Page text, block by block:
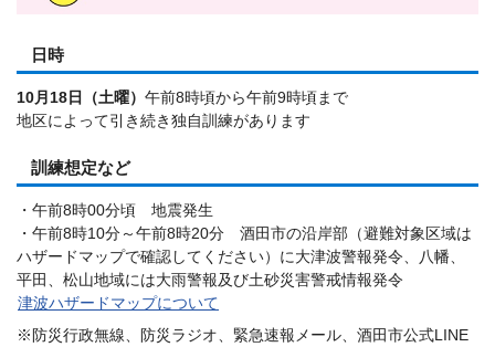
日時
10月18日（土曜） 午前8時頃から午前9時頃まで
地区によって引き続き独自訓練があります
訓練想定など
・午前8時00分頃 地震発生
・午前8時10分～午前8時20分 酒田市の沿岸部（避難対象区域は
ハザードマップで確認してください）に大津波警報発令、八幡、
平田、松山地域には大雨警報及び土砂災害警戒情報発令
津波ハザードマップについて
※防災行政無線、防災ラジオ、緊急速報メール、酒田市公式LINE